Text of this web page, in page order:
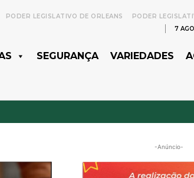
PODER LEGISLATIVO DE ORLEANS
PODER
7
SEGURANÇA VARIEDADES
-Anúncio-